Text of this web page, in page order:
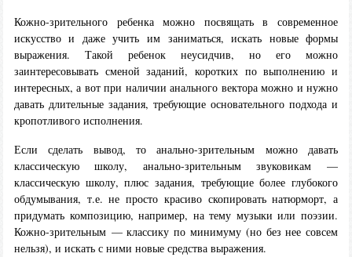
Кожно-зрительного ребенка можно посвящать в современное
искусство и даже учить им заниматься, искать новые формы
выражения. Такой ребенок неусидчив, но его можно
заинтересовывать сменой заданий, коротких по выполнению и
интересных, а вот при наличии анального вектора можно и нужно
давать длительные задания, требующие основательного подхода и
кропотливого исполнения.
Если сделать вывод, то анально-зрительным можно давать
классическую школу, анально-зрительным звуковикам —
классическую школу, плюс задания, требующие более глубокого
обдумывания, т.е. не просто красиво скопировать натюрморт, а
придумать композицию, например, на тему музыки или поэзии.
Кожно-зрительным — классику по минимуму (но без нее совсем
нельзя), и искать с ними новые средства выражения.